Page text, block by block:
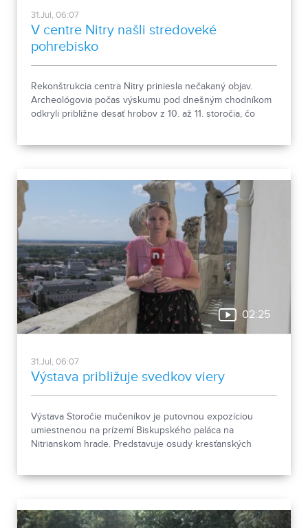
31.Jul, 06:07
V centre Nitry našli stredoveké
pohrebisko
Rekonštrukcia centra Nitry priniesla nečakaný objav.
Archeológovia počas výskumu pod dnešným chodníkom
odkryli približne desať hrobov z 10. až 11. storočia, čo
02:25
31.Jul, 06:07
Výstava približuje svedkov viery
Výstava Storočie mučeníkov je putovnou expozíciou
umiestnenou na prízemí Biskupského paláca na
Nitrianskom hrade. Predstavuje osudy kresťanských